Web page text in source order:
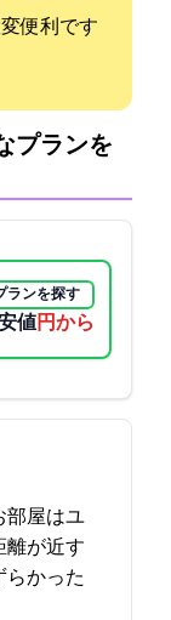
便利です
プランを
ランを探す
値6700円から
部屋はユ
離が近す
らかった